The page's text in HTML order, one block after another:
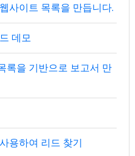
사이트 목록을 만듭니다.
데모
록을 기반으로 보고서 만
용하여 리드 찾기